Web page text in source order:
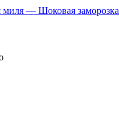
миля — Шоковая заморозка